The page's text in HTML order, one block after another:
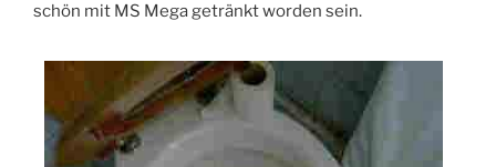
schön mit MS Mega getränkt worden sein.